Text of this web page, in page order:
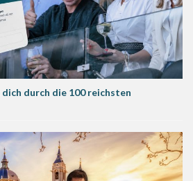
durch die 100 reichsten